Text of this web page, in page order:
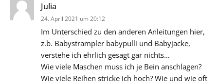
Julia
24. April 2021 um 20:12
Im Unterschied zu den anderen Anleitungen hier,
z.b. Babystrampler babypulli und Babyjacke,
verstehe ich ehrlich gesagt gar nichts…
Wie viele Maschen muss ich je Bein anschlagen?
Wie viele Reihen stricke ich hoch? Wie und wie oft